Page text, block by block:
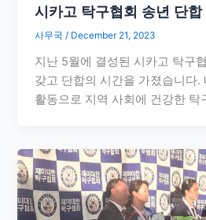
시카고 탁구협회 송년 단합
사무국/ December 21, 2023
지난 5월에 결성된 시카고 탁구
갖고 단합의 시간을 가졌습니다.
활동으로 지역 사회에 건강한